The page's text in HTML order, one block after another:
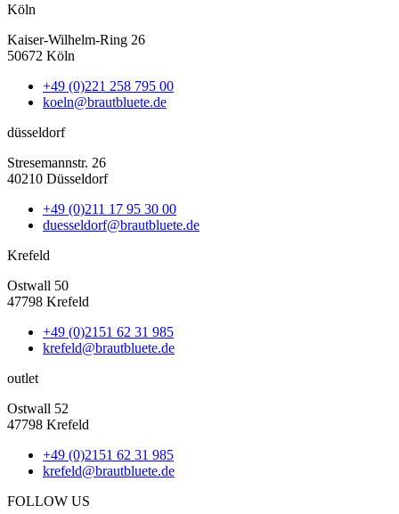
Köln
Kaiser-Wilhelm-Ring 26
50672 Köln
+49 (0)221 258 795 00
koeln@brautbluete.de
düsseldorf
Stresemannstr. 26
40210 Düsseldorf
+49 (0)211 17 95 30 00
duesseldorf@brautbluete.de
Krefeld
Ostwall 50
47798 Krefeld
+49 (0)2151 62 31 985
krefeld@brautbluete.de
outlet
Ostwall 52
47798 Krefeld
+49 (0)2151 62 31 985
krefeld@brautbluete.de
FOLLOW US